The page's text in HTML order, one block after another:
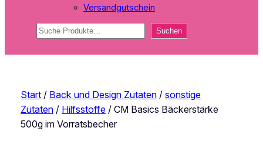
Versandgutschein
Suchen Suchen
Start/ Back und Design Zutaten/ sonstige
Zutaten/ Hilfsstoffe/ CM Basics Bäckerstärke
500g im Vorratsbecher